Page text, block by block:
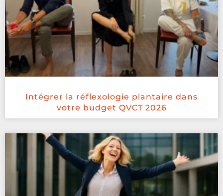
Intégrer la réflexologie plantaire dans
votre budget QVCT 2026